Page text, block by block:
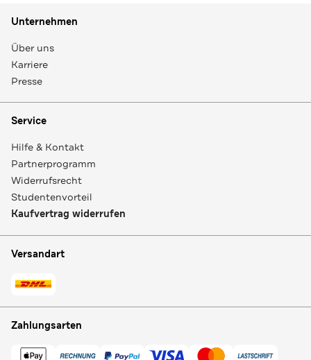
Unternehmen
Über uns
Karriere
Presse
Service
Hilfe & Kontakt
Partnerprogramm
Widerrufsrecht
Studentenvorteil
Kaufvertrag widerrufen
Versandart
Zahlungsarten